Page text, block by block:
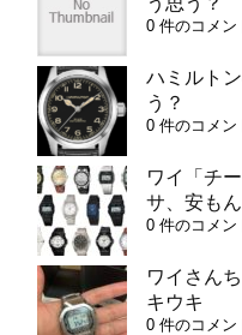
0 件のコメン
ハミルト
う？
0 件のコメン
ワイ「チ
サ、安もん
0 件のコメン
ワイさん
キウキ
0 件のコメン